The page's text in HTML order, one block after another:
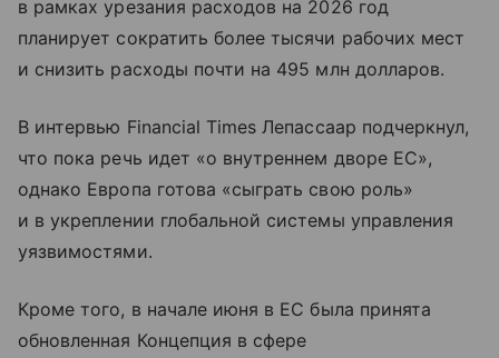
в рамках урезания расходов на 2026 год
планирует сократить более тысячи рабочих мест
и снизить расходы почти на 495 млн долларов.
В интервью Financial Times Лепассаар подчеркнул,
что пока речь идет «о внутреннем дворе ЕС»,
однако Европа готова «сыграть свою роль»
и в укреплении глобальной системы управления
уязвимостями.
Кроме того, в начале июня в ЕС была принята
обновленная Концепция в сфере